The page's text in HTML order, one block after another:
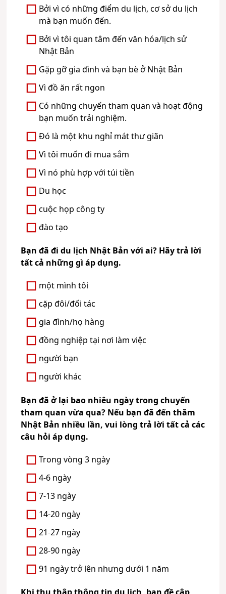
Bởi vì có những điểm du lịch, cơ sở du lịch
mà bạn muốn đến.
Bởi vì tôi quan tâm đến văn hóa/lịch sử
Nhật Bản
Gặp gỡ gia đình và bạn bè ở Nhật Bản
Vì đồ ăn rất ngon
Có những chuyến tham quan và hoạt động
bạn muốn trải nghiệm.
Đó là một khu nghỉ mát thư giãn
Vì tôi muốn đi mua sắm
Vì nó phù hợp với túi tiền
Du học
cuộc họp công ty
đào tạo
Bạn đã đi du lịch Nhật Bản với ai? Hãy trả lời
tất cả những gì áp dụng.
một mình tôi
cặp đôi/đối tác
gia đình/họ hàng
đồng nghiệp tại nơi làm việc
người bạn
người khác
Bạn đã ở lại bao nhiêu ngày trong chuyến
tham quan vừa qua? Nếu bạn đã đến thăm
Nhật Bản nhiều lần, vui lòng trả lời tất cả các
câu hỏi áp dụng.
Trong vòng 3 ngày
4-6 ngày
7-13 ngày
14-20 ngày
21-27 ngày
28-90 ngày
91 ngày trở lên nhưng dưới 1 năm